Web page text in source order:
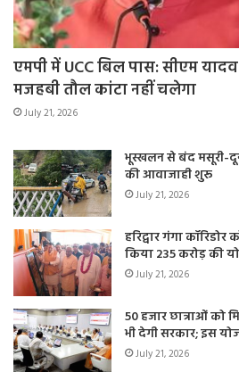
एमपी में UCC बिल पास: सीएम
मजहबी तौल कांटा नहीं चलेगा
July 21, 2026
भूस्खलन से बंद मसूरी-
की आवाजाही शुरू
July 21, 2026
हरिद्वार गंगा
किया 235 करोड़ की
July 21, 2026
50 हजार छात्राओं को
भी देगी सरकार; इस
July 21, 2026